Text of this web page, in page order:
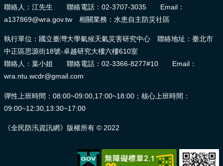
聯絡人：江先生 聯絡電話：02-3707-3035 Email：
a137869@wra.gov.tw 相關業務：水患自主防災社區
執行單位：國立臺灣大學氣候天氣災害研究中心 聯絡地址：臺北市
中正區思源街18號-卓越研究大樓六樓610室
聯絡人：葉小姐 聯絡電話：02-3366-8277#10 Email：
wra.ntu.wcdr@gmail.com
彈性上班時間：08:00~09:00,17:00~18:00；核心上班時間：
09:00~12:30,13:30~17:00
《全民防汛資訊網》版權所有 © 2022